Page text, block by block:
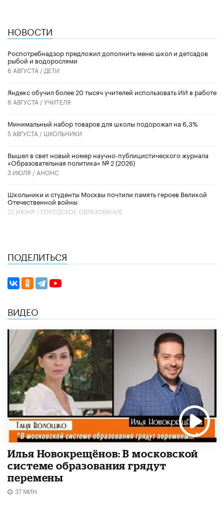
НОВОСТИ
Роспотребнадзор предложил дополнить меню школ и детсадов
рыбой и водорослями
6 АВГУСТА / ДЕТИ
​Яндекс обучил более 20 тысяч учителей использовать ИИ в работе
6 АВГУСТА /УЧИТЕЛЯ
Минимальный набор товаров для школы подорожал на 6,3%
5 АВГУСТА / ШКОЛЬНИКИ
Вышел в свет новый номер научно-публицистического журнала
«Образовательная политика» № 2 (2026)
3 ИЮЛЯ / АНОНС
Школьники и студенты Москвы почтили память героев Великой
Отечественной войны
22 ИЮНЯ / ГОРОДСКОЕ ОБРАЗОВАНИЕ
ПОДЕЛИТЬСЯ
ВИДЕО
Илья Новокрещёнов: В московской
системе образования грядут
перемены
37 МИН.